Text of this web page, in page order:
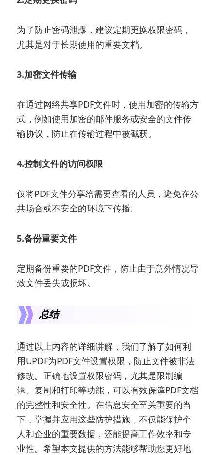
为了防止密码泄露，建议定期更换权限密码，
尤其是对于长期使用的重要文档。
3.加密文件传输
在通过网络共享PDF文件时，使用加密的传输方
式，例如使用加密的邮件服务或安全的文件传
输协议，防止在传输过程中被截获。
4.控制文件的访问权限
仅将PDF文件分享给需要查看的人员，避免在公
共场合或不安全的环境下传播。
5.备份重要文件
定期备份重要的PDF文件，防止由于意外情况导
致文件丢失或损坏。
总结
通过以上内容的详细讲解，我们了解了如何利
用UPDF为PDF文件设置权限，防止文件被非法
修改。正确地设置权限密码，尤其是限制编
辑、复制和打印等功能，可以有效保障PDF文档
的完整性和安全性。在信息安全至关重要的当
下，掌握并应用这些防护措施，不仅能保护个
人和企业的重要数据，还能提高工作效率和专
业性。希望本文提供的方法能够帮助您更好地